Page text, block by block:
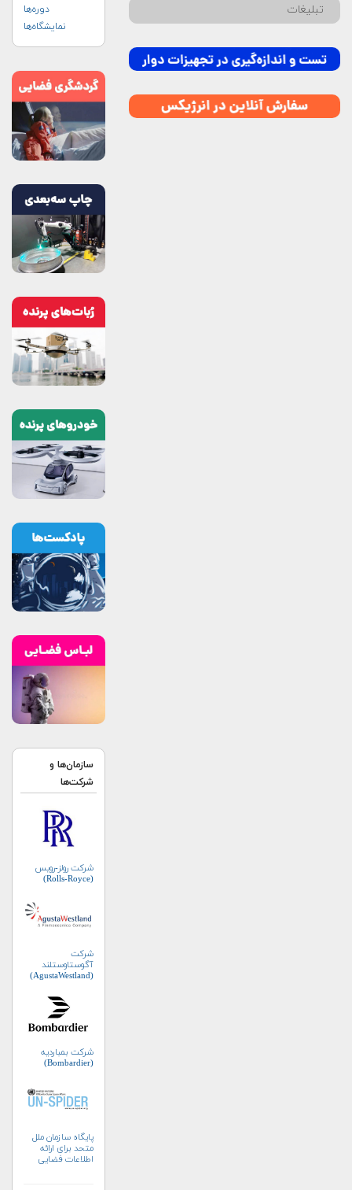
تبلیغات
دوره‌ها
نمایشگاه‌ها
سازمان‌ها و
شرکت‌ها
شرکت رولز-رویس
(Rolls-Royce)
شرکت
آگوستاوستلند
(AgustaWestland)
شرکت بمباردیه
(Bombardier)
پایگاه سازمان ملل
متحد برای ارائه
اطلاعات فضایی